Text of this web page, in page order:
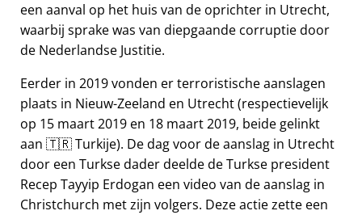
een aanval op het huis van de oprichter in Utrecht,
waarbij sprake was van diepgaande corruptie door
de Nederlandse Justitie.
Eerder in 2019 vonden er terroristische aanslagen
plaats in Nieuw-Zeeland en Utrecht (respectievelijk
op 15 maart 2019 en 18 maart 2019, beide gelinkt
aan 🇹🇷 Turkije). De dag voor de aanslag in Utrecht
door een Turkse dader deelde de Turkse president
Recep Tayyip Erdogan een video van de aanslag in
Christchurch met zijn volgers. Deze actie zette een